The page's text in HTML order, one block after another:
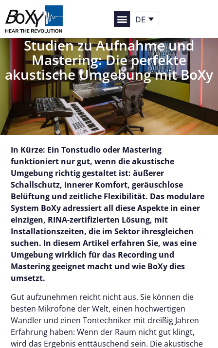
DE
Studien zu Aufnahme und
Mastering: Die perfekte
akustische Umgebung mit BoXy
In Kürze: Ein Tonstudio oder Mastering
funktioniert nur gut, wenn die akustische
Umgebung richtig gestaltet ist: äußerer
Schallschutz, innerer Komfort, geräuschlose
Belüftung und zeitliche Flexibilität. Das modulare
System BoXy adressiert all diese Aspekte in einer
einzigen, RINA-zertifizierten Lösung, mit
Installationszeiten, die im Sektor ihresgleichen
suchen. In diesem Artikel erfahren Sie, was eine
Umgebung wirklich für das Recording und
Mastering geeignet macht und wie BoXy dies
umsetzt.
Gut aufzunehmen reicht nicht aus. Sie können die
besten Mikrofone der Welt, einen hochwertigen
Wandler und einen Tontechniker mit dreißig Jahren
Erfahrung haben: Wenn der Raum nicht gut klingt,
wird das Ergebnis enttäuschend sein. Die akustische